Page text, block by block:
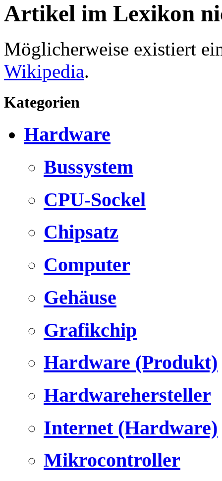
Artikel im Lexikon
Möglicherweise existiert
Wikipedia.
Kategorien
Hardware
Bussystem
CPU-Sockel
Chipsatz
Computer
Gehäuse
Grafikchip
Hardware (Produkt)
Hardwarehersteller
Internet (Hardware)
Mikrocontroller